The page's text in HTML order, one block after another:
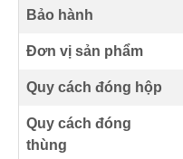
Bảo hành
Đơn vị sản phẩm
Quy cách đóng hộp
Quy cách đóng
thùng